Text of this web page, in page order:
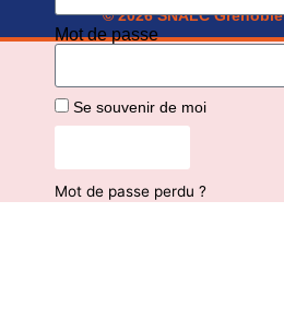
© 2026 SNALC Grenoble
Mot de passe
Se souvenir de moi
Mot de passe perdu ?